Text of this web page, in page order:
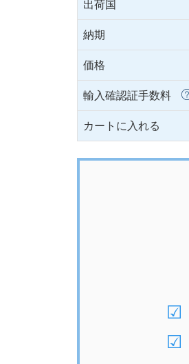
出荷国
納期
価格
輸入確認証手数料
カートに入れる